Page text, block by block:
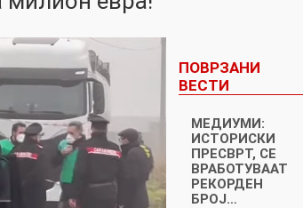
ПОВРЗАНИ
ВЕСТИ
МЕДИУМИ:
ИСТОРИСКИ
ПРЕСВРТ, СЕ
ВРАБОТУВААТ
РЕКОРДЕН
БРОЈ…